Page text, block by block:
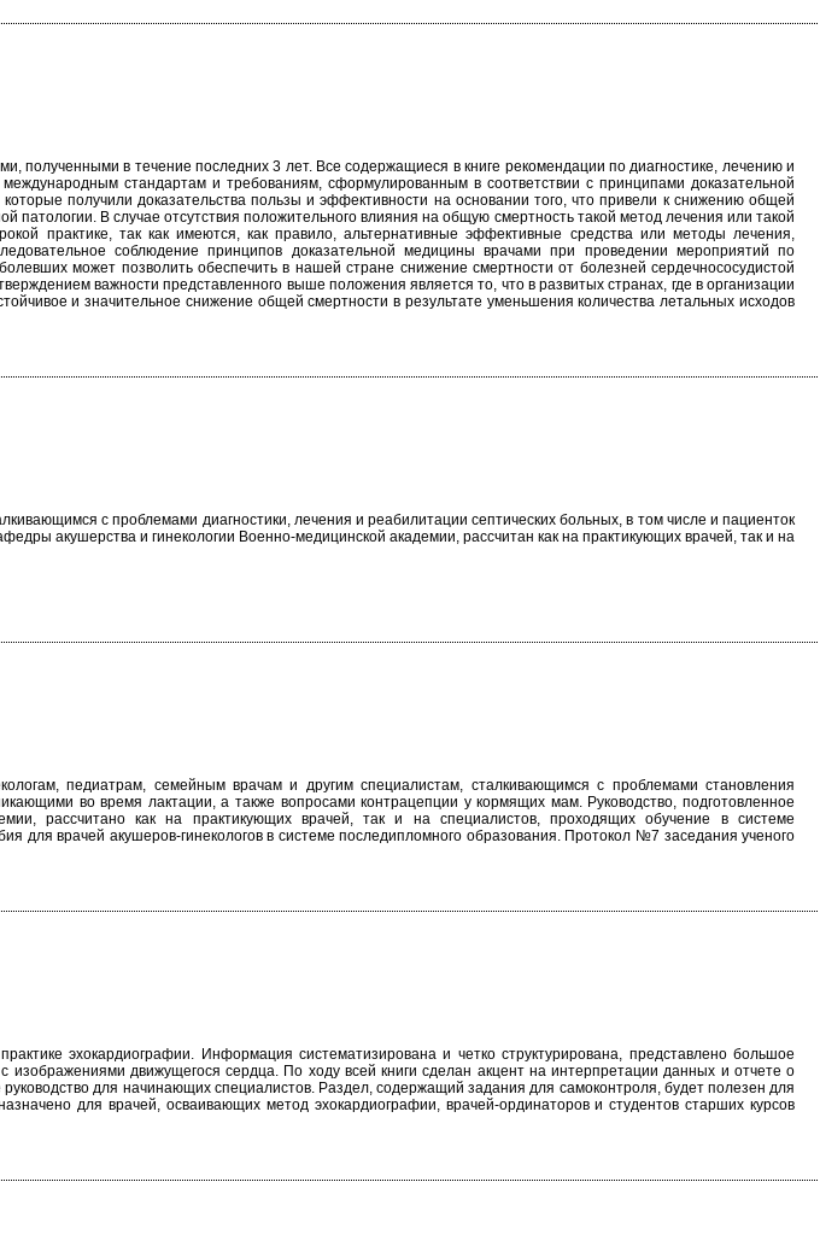
полученными в течение последних 3 лет. Все содержащиеся в книге рекомендации по диагностике, лечению и
стандартам и требованиям, сформулированным в соответствии с принципами доказательной
получили доказательства пользы и эффективности на основании того, что привели к снижению общей
патологии. В случае отсутствия положительного влияния на общую смертность такой метод лечения или такой
практике, так как имеются, как правило, альтернативные эффективные средства или методы лечения,
соблюдение принципов доказательной медицины врачами при проведении мероприятий по
может позволить обеспечить в нашей стране снижение смертности от болезней сердечнососудистой
важности представленного выше положения является то, что в развитых странах, где в организации
и значительное снижение общей смертности в результате уменьшения количества летальных исходов
с проблемами диагностики, лечения и реабилитации септических больных, в том числе и пациенток
акушерства и гинекологии Военно-медицинской академии, рассчитан как на практикующих врачей, так и на
педиатрам, семейным врачам и другим специалистам, сталкивающимся с проблемами становления
во время лактации, а также вопросами контрацепции у кормящих мам. Руководство, подготовленное
рассчитано как на практикующих врачей, так и на специалистов, проходящих обучение в системе
для врачей акушеров-гинекологов в системе последипломного образования. Протокол №7 заседания ученого
эхокардиографии. Информация систематизирована и четко структурирована, представлено большое
движущегося сердца. По ходу всей книги сделан акцент на интерпретации данных и отчете о
для начинающих специалистов. Раздел, содержащий задания для самоконтроля, будет полезен для
для врачей, осваивающих метод эхокардиографии, врачей-ординаторов и студентов старших курсов